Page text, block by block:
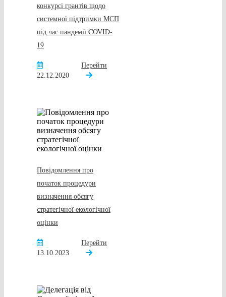
конкурсі грантів щодо
системної підтримки МСП
під час пандемії COVID-
19
22.12.2020
Перейти
Повідомлення про
початок процедури
визначення обсягу
стратегічної екологічної
оцінки
13.10.2023
Перейти